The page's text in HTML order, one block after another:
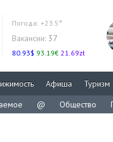
Погода: +23.5°
Вакансии: 37
80.93$ 93.19€ 21.69zł
Афиша Туризм
@ Общество